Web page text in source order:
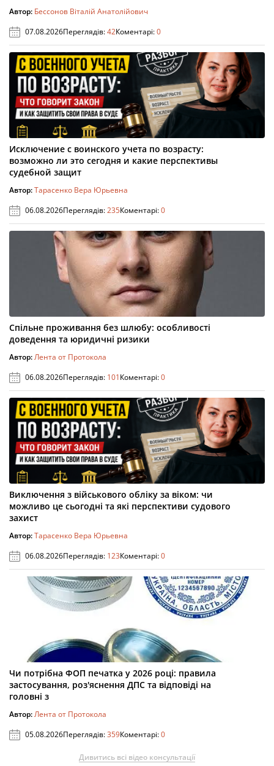
Автор: Бессонов Віталій Анатолійович
07.08.2026Переглядів:42Коментарі:0
Исключение с воинского учета по возрасту:
возможно ли это сегодня и какие перспективы
судебной защит
Автор:Тарасенко Вера Юрьевна
06.08.2026Переглядів:235Коментарі:0
Спільне проживання без шлюбу: особливості
доведення та юридичні ризики
Автор:Лента от Протокола
06.08.2026Переглядів: 101Коментарі:0
Виключення з військового обліку за віком: чи
можливо це сьогодні та які перспективи судового
захист
Автор:Тарасенко Вера Юрьевна
06.08.2026Переглядів: 123Коментарі:0
Чи потрібна ФОП печатка у 2026 році: правила
застосування, роз'яснення ДПС та відповіді на
головні з
Автор:Лента от Протокола
05.08.2026Переглядів:359Коментарі:0
Дивитись всі відео консультації